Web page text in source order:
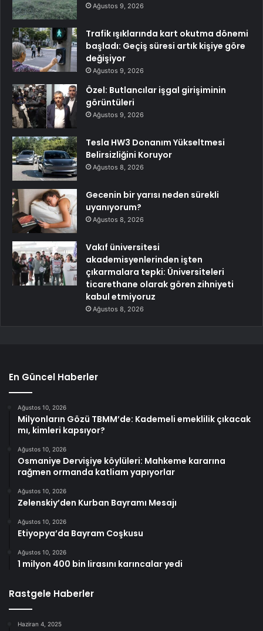
Ağustos 9, 2026
Trafik ışıklarında kart okutma dönemi
başladı: Geçiş süresi artık kişiye göre
değişiyor
Ağustos 9, 2026
Özel: Butlancılar işgal girişiminin
görüntüleri
Ağustos 9, 2026
Tesla HW3 Donanım Yükseltmesi
Belirsizliğini Koruyor
Ağustos 8, 2026
Gecenin bir yarısı neden sürekli
uyanıyorum?
Ağustos 8, 2026
Vakıf üniversitesi
akademisyenlerinden işten
çıkarmalara tepki: Üniversiteleri
ticarethane olarak gören zihniyeti
kabul etmiyoruz
Ağustos 8, 2026
En Güncel Haberler
Ağustos 10, 2026
Milyonların Gözü TBMM’de: Kademeli emeklilik çıkacak
mı, kimleri kapsıyor?
Ağustos 10, 2026
Osmaniye Dervişiye köylüleri: Mahkeme kararına
rağmen ormanda katliam yapıyorlar
Ağustos 10, 2026
Zelenskiy’den Kurban Bayramı Mesajı
Ağustos 10, 2026
Etiyopya’da Bayram Coşkusu
Ağustos 10, 2026
1 milyon 400 bin lirasını karıncalar yedi
Rastgele Haberler
Haziran 4, 2025